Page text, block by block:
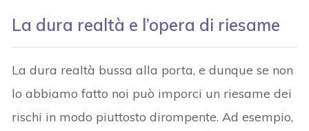
La dura realtà e l’opera di riesame
La dura realtà bussa alla porta, e dunque se non
lo abbiamo fatto noi può imporci un riesame dei
rischi in modo piuttosto dirompente. Ad esempio,